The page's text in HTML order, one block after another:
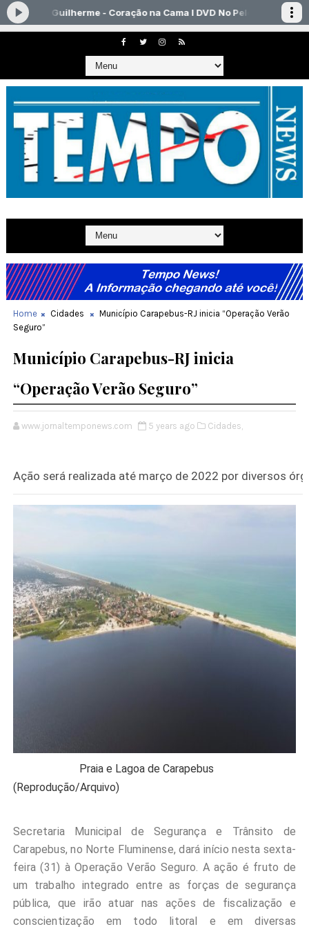
Home Cidades
Município Carapebus-RJ inicia “Operação Verão
Seguro”
Município Carapebus-RJ inicia
“Operação Verão Seguro”
www.jornaltemponews.com 5 years ago Cidades,
Ação será realizada até março de 2022 por diversos
Praia e Lagoa de Carapebus
(Reprodução/Arquivo)
Secretaria Municipal de Segurança e Trânsito de
Carapebus, no Norte Fluminense, dará início nesta sexta-
feira (31) à Operação Verão Seguro. A ação é fruto de
um trabalho integrado entre as forças de segurança
pública, que irão atuar nas ações de fiscalização e
conscientização em todo litoral e em diversas